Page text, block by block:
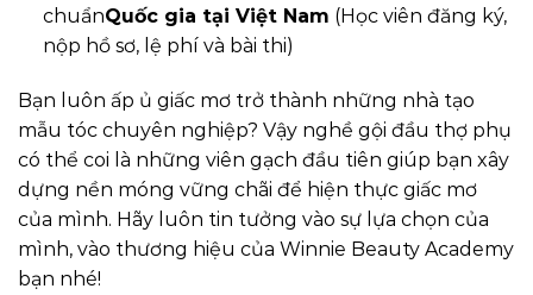
chuẩnQuốc gia tại Việt Nam (Học viên đăng ký,
nộp hồ sơ, lệ phí và bài thi)
Bạn luôn ấp ủ giấc mơ trở thành những nhà tạo
mẫu tóc chuyên nghiệp? Vậy nghề gội đầu thợ phụ
có thể coi là những viên gạch đầu tiên giúp bạn xây
dựng nền móng vững chãi để hiện thực giấc mơ
của mình. Hãy luôn tin tưởng vào sự lựa chọn của
mình, vào thương hiệu của Winnie Beauty Academy
bạn nhé!